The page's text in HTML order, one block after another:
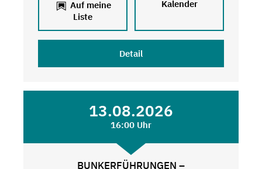
Auf meine
Liste
Kalender
Detail
13.08.2026
16:00 Uhr
BUNKERFÜHRUNGEN –